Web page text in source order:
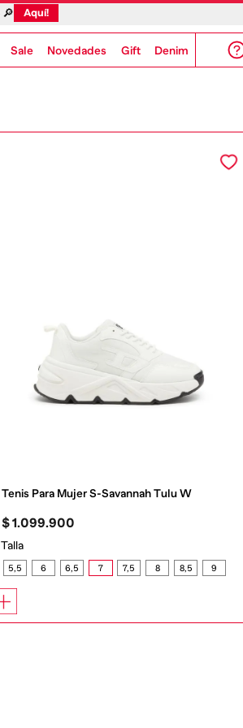
Aquí!
Sale Novedades Gift Denim
Tenis Para Mujer S-Savannah Tulu W
$1.099.900
Talla
5,5 6 6,5 7 7,5 8 8,5 9